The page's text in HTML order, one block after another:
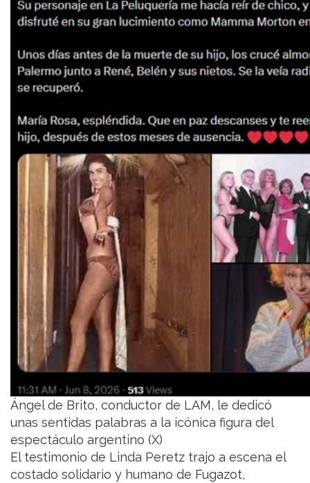
Ángel de Brito, conductor de LAM, le dedicó
unas sentidas palabras a la icónica figura del
espectáculo argentino (X)
El testimonio de Linda Peretz trajo a escena el
costado solidario y humano de Fugazot,